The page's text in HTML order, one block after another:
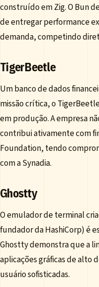
construído em Zig. O Bun
de entregar performance
demanda, competindo
TigerBeetle
Um banco de dados
missão crítica, o
em produção. A empresa
contribui ativamente com
Foundation, tendo
com a Synadia.
Ghostty
O emulador de terminal
fundador da HashiCorp) é
Ghostty demonstra que a
aplicações gráficas de alto
usuário sofisticadas.